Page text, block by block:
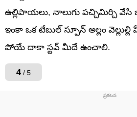
ఉల్లిపాయలు, నాలుగు పచ్చిమిర్చి
ఇంకా ఒక టేబుల్ స్పూన్ అల్లం
పోయే దాకా స్టవ్ మీదే ఉంచాలి.
4 / 5